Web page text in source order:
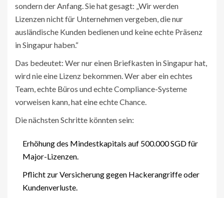
sondern der Anfang. Sie hat gesagt: „Wir werden
Lizenzen nicht für Unternehmen vergeben, die nur
ausländische Kunden bedienen und keine echte Präsenz
in Singapur haben.“
Das bedeutet: Wer nur einen Briefkasten in Singapur hat,
wird nie eine Lizenz bekommen. Wer aber ein echtes
Team, echte Büros und echte Compliance-Systeme
vorweisen kann, hat eine echte Chance.
Die nächsten Schritte könnten sein:
Erhöhung des Mindestkapitals auf 500.000 SGD für
Major-Lizenzen.
Pflicht zur Versicherung gegen Hackerangriffe oder
Kundenverluste.